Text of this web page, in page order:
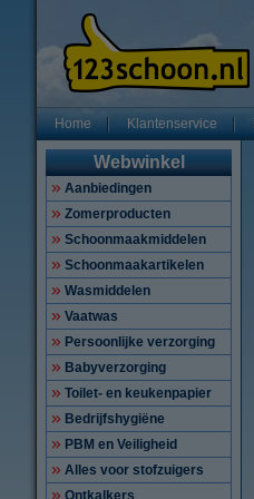
Home Klantenservice
Webwinkel
Aanbiedingen
Zomerproducten
Schoonmaakmiddelen
Schoonmaakartikelen
Wasmiddelen
Vaatwas
Persoonlijke verzorging
Babyverzorging
Toilet- en keukenpapier
Bedrijfshygiëne
PBM en Veiligheid
Alles voor stofzuigers
Ontkalkers